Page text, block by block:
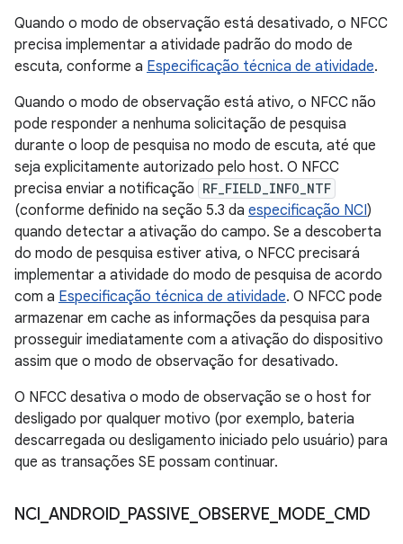
Quando o modo de observação está desativado, o NFCC
precisa implementar a atividade padrão do modo de
escuta, conforme a Especificação técnica de atividade.
Quando o modo de observação está ativo, o NFCC não
pode responder a nenhuma solicitação de pesquisa
durante o loop de pesquisa no modo de escuta, até que
seja explicitamente autorizado pelo host. O NFCC
precisa enviar a notificação RF_FIELD_INFO_NTF
(conforme definido na seção 5.3 da especificação NCI)
quando detectar a ativação do campo. Se a descoberta
do modo de pesquisa estiver ativa, o NFCC precisará
implementar a atividade do modo de pesquisa de acordo
com a Especificação técnica de atividade. O NFCC pode
armazenar em cache as informações da pesquisa para
prosseguir imediatamente com a ativação do dispositivo
assim que o modo de observação for desativado.
O NFCC desativa o modo de observação se o host for
desligado por qualquer motivo (por exemplo, bateria
descarregada ou desligamento iniciado pelo usuário) para
que as transações SE possam continuar.
NCI ANDROID PASSIVE OBSERVE MODE CMD